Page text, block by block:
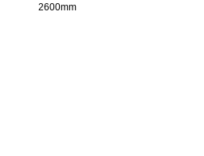
2600mm